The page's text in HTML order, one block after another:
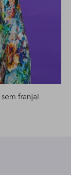
sem franja!